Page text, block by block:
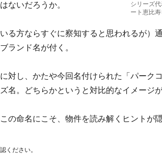
シリーズ
ート恵比
ないだろうか。
る方ならすぐに察知すると思われるが）
ランド名が付く。
対し、かたや今回名付けられた「パーク
名。どちらかというと対比的なイメージが
の命名にこそ、物件を読み解くヒントが
ください。